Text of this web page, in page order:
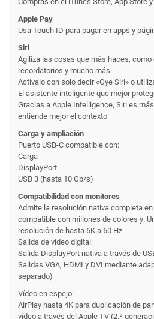
Apple Pay
Usa Touch ID para pagar en apps y
Siri
Agiliza las cosas que más haces, como
recordatorios y mucho más
Actívalo con solo decir «Oye Siri» o
El asistente inteligente que mejor
Gracias a Apple Intelligence, Siri es
entiende mejor el contexto
Carga y ampliación
Puerto USB-C compatible con:
Carga
DisplayPort
USB 3 (hasta 10 Gb/s)
Compatibilidad con monitores
Admite la resolución nativa completa
compatible con millones de colores y:
resolución de hasta 6K a 60 Hz
Salida de vídeo digital:
Salida DisplayPort nativa a través de
Salidas VGA, HDMI y DVI mediante
separado)
Vídeo en espejo:
AirPlay hasta 4K para duplicación de
vídeo a través del Apple TV (2.ª